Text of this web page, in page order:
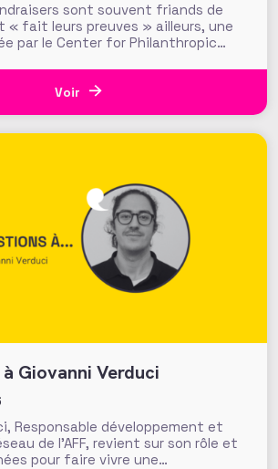
sont souvent friands de
« fait leurs preuves » ailleurs, une
par le Center for Philanthropic
: la recherche académique sur la
t-elle des preuves solides pour
Voir
Giovanni Verduci
Responsable développement et
de l’AFF, revient sur son rôle et
pour faire vivre une